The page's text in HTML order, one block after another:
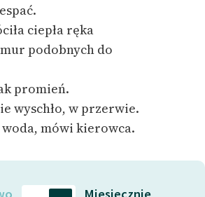
ciepła ręka
podobnych do
promień.
wyschło, w przerwie.
mówi kierowca.
Miesięcznie